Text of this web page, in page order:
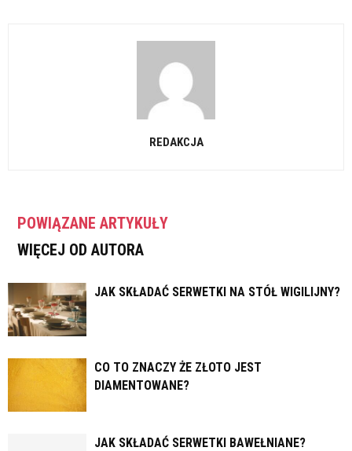
REDAKCJA
POWIĄZANE ARTYKUŁY
WIĘCEJ OD AUTORA
JAK SKŁADAĆ SERWETKI NA STÓŁ WIGILIJNY?
CO TO ZNACZY ŻE ZŁOTO JEST
DIAMENTOWANE?
JAK SKŁADAĆ SERWETKI BAWEŁNIANE?